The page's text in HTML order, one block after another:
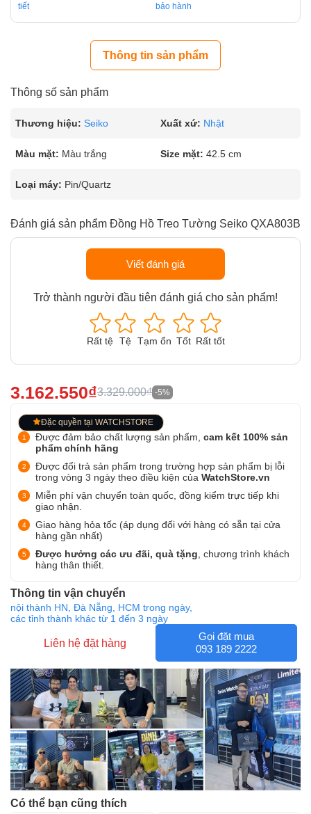
tiết
bảo hành
Thông tin sản phẩm
Thông số sản phẩm
Thương hiệu: Seiko Xuất xứ: Nhật
Màu mặt: Màu trắng Size mặt: 42.5 cm
Loại máy: Pin/Quartz
Đánh giá sản phẩm Đồng Hồ Treo Tường Seiko QXA803B
Viết đánh giá
Trở thành người đầu tiên đánh giá cho sản phẩm!
Rất tệ Tệ Tạm ổn Tốt Rất tốt
3.162.550₫3.329.000₫ -5%
Đặc quyền tại WATCHSTORE
Được đảm bảo chất lượng sản phẩm, cam kết 100% sản
phẩm chính hãng
Được đổi trả sản phẩm trong trường hợp sản phẩm bị lỗi
trong vòng 3 ngày theo điều kiện của WatchStore.vn
Miễn phí vận chuyển toàn quốc, đồng kiểm trực tiếp khi
giao nhận.
Giao hàng hỏa tốc (áp dụng đối với hàng có sẵn tại cửa
hàng gần nhất)
Được hưởng các ưu đãi, quà tặng , chương trình khách
hàng thân thiết.
Thông tin vận chuyển
nội thành HN, Đà Nẵng, HCM trong ngày,
các tỉnh thành khác từ 1 đến 3 ngày
Liên hệ đặt hàng
Gọi đặt mua
093 189 2222
Có thể bạn cũng thích